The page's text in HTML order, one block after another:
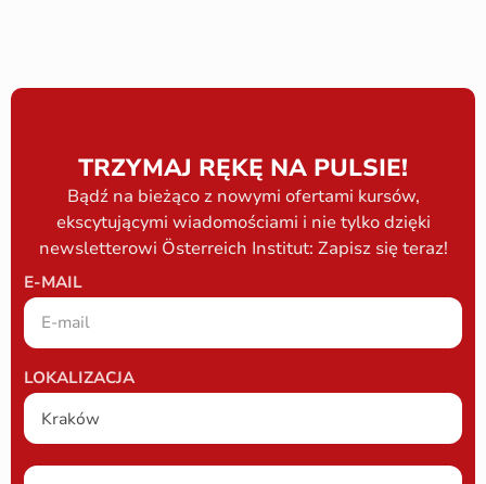
TRZYMAJ RĘKĘ NA PULSIE!
Bądź na bieżąco z nowymi ofertami kursów,
ekscytującymi wiadomościami i nie tylko dzięki
newsletterowi Österreich Institut: Zapisz się teraz!
E-MAIL
LOKALIZACJA